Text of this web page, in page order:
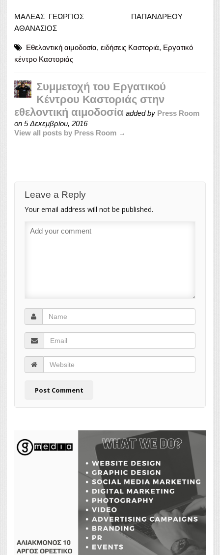
ΜΑΛΕΑΣ ΓΕΩΡΓΙΟΣ ΠΑΠΑΝΔΡΕΟΥ
ΑΘΑΝΑΣΙΟΣ
Εθελοντική αιμοδοσία, ειδήσεις Καστοριά, Εργατικό
κέντρο Καστοριάς
Συμμετοχή του Εργατικού
Κέντρου Καστοριάς στην
εθελοντική αιμοδοσία added by Press Room
on 5 Δεκεμβρίου, 2016
View all posts by Press Room →
Leave a Reply
Your email address will not be published.